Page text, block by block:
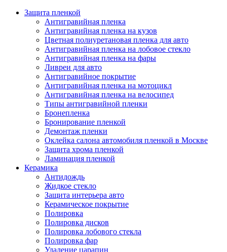
Защита пленкой
Антигравийная пленка
Антигравийная пленка на кузов
Цветная полиуретановая пленка для авто
Антигравийная пленка на лобовое стекло
Антигравийная пленка на фары
Ливреи для авто
Антигравийное покрытие
Антигравийная пленка на мотоцикл
Антигравийная пленка на велосипед
Типы антигравийной пленки
Бронепленка
Бронирование пленкой
Демонтаж пленки
Оклейка салона автомобиля пленкой в Москве
Защита хрома пленкой
Ламинация пленкой
Керамика
Антидождь
Жидкое стекло
Защита интерьера авто
Керамическое покрытие
Полировка
Полировка дисков
Полировка лобового стекла
Полировка фар
Удаление царапин